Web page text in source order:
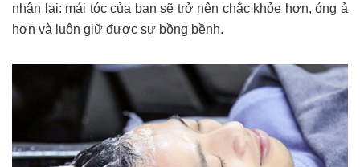
nhận lại: mái tóc của bạn sẽ trở nên chắc khỏe hơn, óng ả
hơn và luôn giữ được sự bồng bềnh.